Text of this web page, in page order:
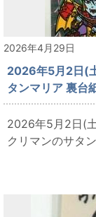
2026年4月29日
2026年5月2日(
タンマリア 裏台
2026年5月2日(
クリマンのサタ